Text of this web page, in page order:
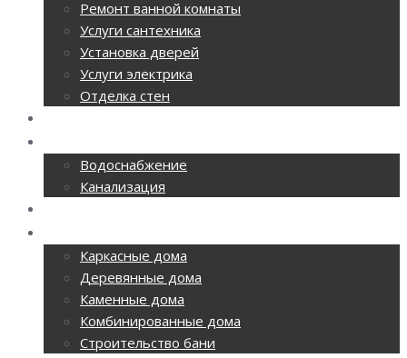
Ремонт ванной комнаты
Услуги сантехника
Установка дверей
Услуги электрика
Отделка стен
Водоснабжение
Канализация
Каркасные дома
Деревянные дома
Каменные дома
Комбинированные дома
Строительство бани